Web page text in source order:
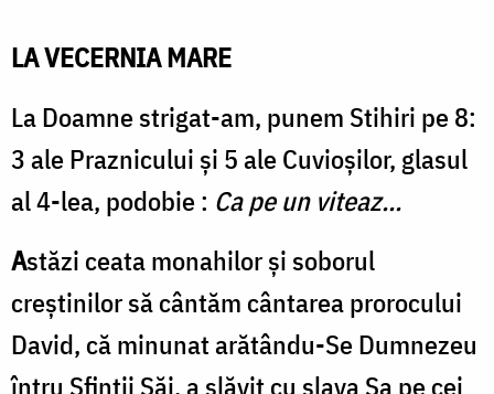
LA VECERNIA MARE
La Doamne strigat-am, punem Stihiri pe 8:
3 ale Praznicului și 5 ale Cuvioșilor, glasul
al 4-lea, podobie : Ca pe un viteaz...
Astăzi ceata monahilor și soborul
creștinilor să cântăm cântarea prorocului
David, că minunat arătându-Se Dumnezeu
întru Sfinții Săi, a slăvit cu slava Sa pe cei